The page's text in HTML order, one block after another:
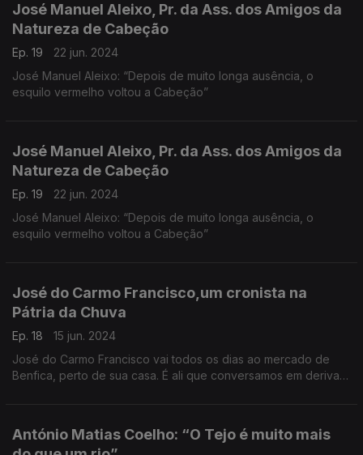
José Manuel Aleixo, Pr. da Ass. dos Amigos da
Natureza de Cabeção
Ep. 19
22 jun. 2024
José Manuel Aleixo: “Depois de muito longa ausência, o
esquilo vermelho voltou a Cabeção”
José Manuel Aleixo, Pr. da Ass. dos Amigos da
Natureza de Cabeção
Ep. 19
22 jun. 2024
José Manuel Aleixo: “Depois de muito longa ausência, o
esquilo vermelho voltou a Cabeção”
José do Carmo Francisco,um cronista na
Pátria da Chuva
Ep. 18
15 jun. 2024
José do Carmo Francisco vai todos os dias ao mercado de
Benfica, perto de sua casa. É ali que conversamos em deriva
António Matias Coelho: “O Tejo é muito mais